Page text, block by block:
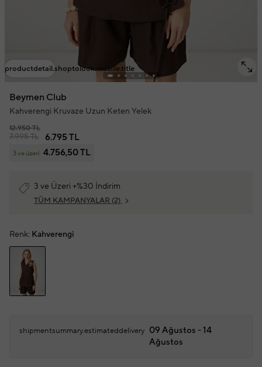
productdetail.shoptolook.mobile.title
Beymen Club
Kahverengi Kruvaze Uzun Keten Yelek
12.950 TL
7.995 TL 6.795 TL
3 ve üzeri 4.756,50 TL
3 ve Üzeri +%30 İndirim
TÜM KAMPANYALAR (2)
Renk: Kahverengi
shipmentsummary.estimateddelivery 09 Ağustos - 14
Ağustos